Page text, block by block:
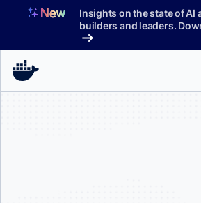
へ
Insights on the state of AI
builders and leaders.